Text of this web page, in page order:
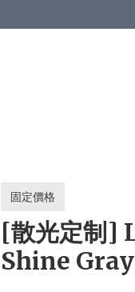
固定價格
[散光定制]
Shine